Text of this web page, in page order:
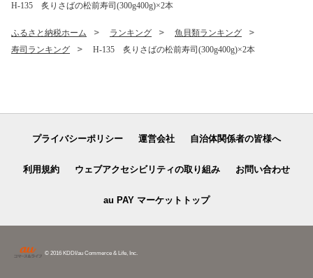
H-135 炙りさばの松前寿司(300g400g)×2本
ふるさと納税ホーム ランキング
魚貝類ランキング
寿司ランキング
H-135 炙りさばの松前寿司(300g400g)×2本
プライバシーポリシー 運営会社 自治体関係者の皆様へ
利用規約 ウェブアクセシビリティの取り組み お問い合わせ
au PAY マーケットトップ
© 2016 KDDI/au Commerce & Life, Inc.